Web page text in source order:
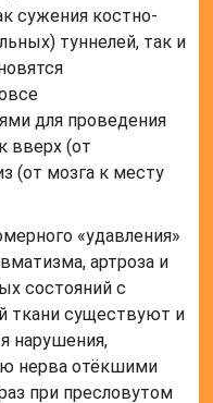
сужения костно-
туннелей, так и
для проведения
вверх (от
(от мозга к месту
«удавления»
артроза и
состояний с
ткани существуют и
нарушения,
нерва отёкшими
при пресловутом